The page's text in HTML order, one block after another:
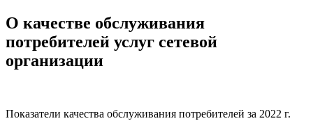
О качестве обслуживания
потребителей услуг сетевой
организации
Показатели качества обслуживания потребителей за 2022 г.